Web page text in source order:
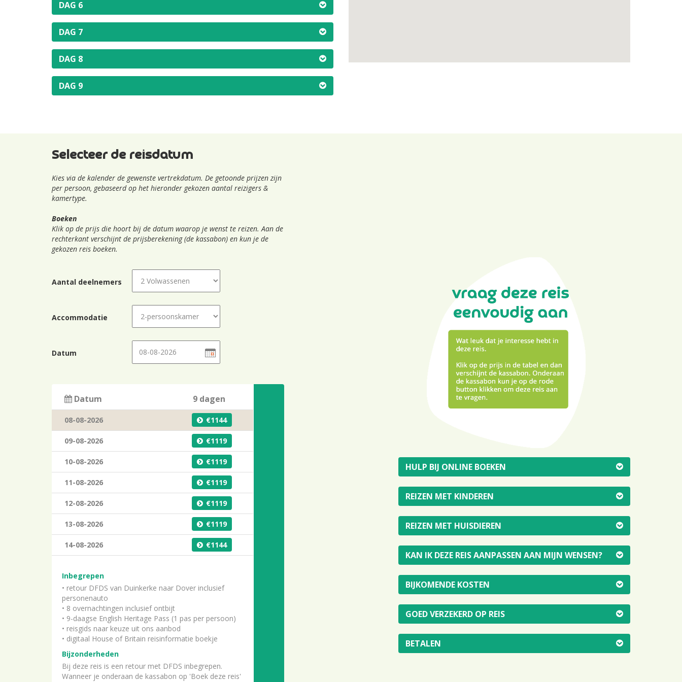
DAG 6
DAG 7
DAG 8
DAG 9
Selecteer de reisdatum
Kies via de kalender de gewenste vertrekdatum. De getoonde prijzen zijn
per persoon, gebaseerd op het hieronder gekozen aantal reizigers &
kamertype.
Boeken
Klik op de prijs die hoort bij de datum waarop je wenst te reizen. Aan de
rechterkant verschijnt de prijsberekening (de kassabon) en kun je de
gekozen reis boeken.
Aantal deelnemers
Accommodatie
Datum
Datum 9 dagen
08-08-2026 1144
09-08-2026 1119
10-08-2026 1119
11-08-2026 1119
12-08-2026 1119
13-08-2026 1119
14-08-2026 1144
Inbegrepen
• retour DFDS van Duinkerke naar Dover inclusief
personenauto
• 8 overnachtingen inclusief ontbijt
• 9-daagse English Heritage Pass (1 pas per persoon)
• reisgids naar keuze uit ons aanbod
• digitaal House of Britain reisinformatie boekje
Bijzonderheden
Bij deze reis is een retour met DFDS inbegrepen.
Wanneer je onderaan de kassabon op 'Boek deze reis'
HULP BIJ ONLINE BOEKEN
REIZEN MET KINDEREN
REIZEN MET HUISDIEREN
KAN IK DEZE REIS AANPASSEN AAN MIJN WENSEN?
BIJKOMENDE KOSTEN
GOED VERZEKERD OP REIS
BETALEN